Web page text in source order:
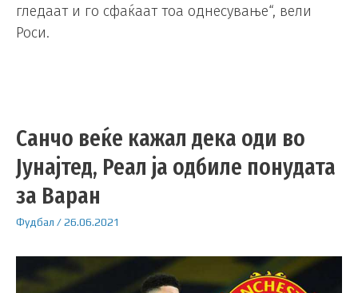
гледаат и го сфаќаат тоа однесување“, вели
Роси.
Санчо веќе кажал дека оди во
Јунајтед, Реал ја одбиле понудата
за Варан
Фудбал /26.06.2021